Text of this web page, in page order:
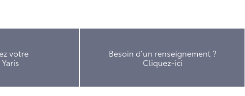
votre
Besoin d’un renseignement ?
Cliquez-ici